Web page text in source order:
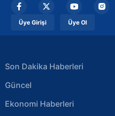
Üye Girişi Üye Ol
Son Dakika Haberleri
Güncel
Ekonomi Haberleri